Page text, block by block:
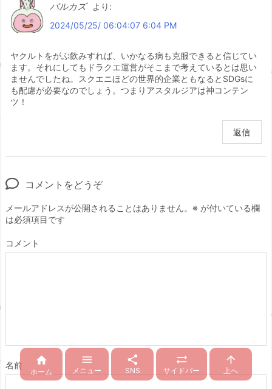
バルカズ
より:
2024/05/25/ 06:04:07 6:04 PM
ヤクルトをがぶ飲みすれば、いかなる病も克服できると信じてい
ます。それにしてもドラクエ運営がそこまで考えているとは思い
ませんでしたね。スクエニほどの世界的企業ともなるとSDGsに
も配慮が必要なのでしょう。つまりアスタルジアは神コンテン
ツ！
返信
コメントをどうぞ
メールアドレスが公開されることはありません。 ※ が付いている欄
は必須項目です
コメント
名前 
ホーム

メニュー

SNS

サイドバー

上へ